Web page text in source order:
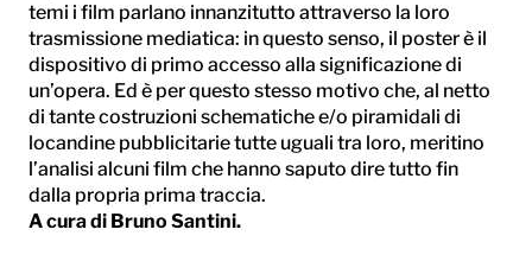
temi i film parlano innanzitutto attraverso la loro
trasmissione mediatica: in questo senso, il poster è il
dispositivo di primo accesso alla significazione di
un’opera. Ed è per questo stesso motivo che, al netto
di tante costruzioni schematiche e/o piramidali di
locandine pubblicitarie tutte uguali tra loro, meritino
l’analisi alcuni film che hanno saputo dire tutto fin
dalla propria prima traccia.
A cura di Bruno Santini.